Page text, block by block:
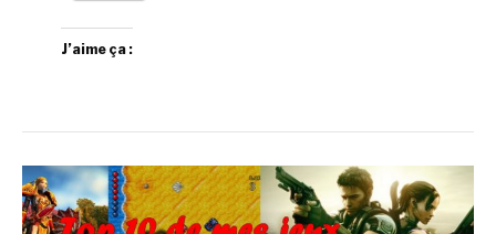
J’aime ça :